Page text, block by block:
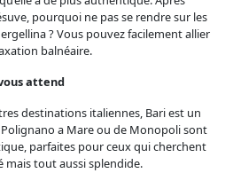
pourquoi ne pas se rendre sur les
? Vous pouvez facilement allier
balnéaire.
attend
destinations italiennes, Bari est un
a Mare ou de Monopoli sont
parfaites pour ceux qui cherchent
tout aussi splendide.